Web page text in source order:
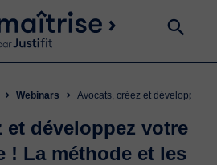
Webinars Avocats, créez et développez
et développez votre
! La méthode et les